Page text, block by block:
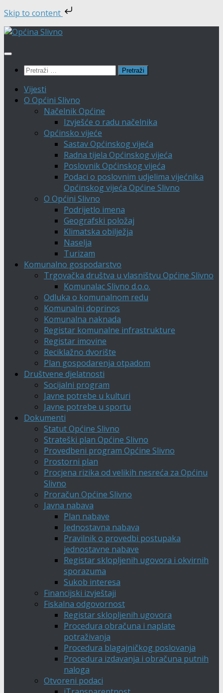
Skip to content
Skip
content
Pretraži:
Vijesti
O Općini Slivno
Načelnik Općine
Izvješće o radu načelnika
Općinsko vijeće
Sastav Općinskog vijeća
Radna tijela Općinskog vijeća
Poslovnik Općinskog vijeća
Podaci o poslovnim udjelima vijećnika
Općinskog vijeća Općine Slivno
O Općini Slivno
Podrijetlo imena
Geografski položaj
Klimatska obilježja
Naselja
Turizam
Komunalno gospodarstvo
Trgovačka društva u vlasništvu Općine Slivno
Komunalac Slivno d.o.o.
Odluka o komunalnom redu
Komunalni doprinos
Komunalna naknada
Registar komunalne infrastrukture
Registar imovine
Reciklažno dvorište
Plan gospodarenja otpadom
Društvene djelatnosti
Socijalni program
Javne potrebe u kulturi
Javne potrebe u sportu
Dokumenti
Statut Općine Slivno
Strateški plan Općine Slivno
Provedbeni program Općine Slivno
Prostorni plan
Procjena rizika od velikih nesreća za Općinu
Slivno
Proračun Općine Slivno
Javna nabava
Plan nabave
Jednostavna nabava
Pravilnik o provedbi postupaka
jednostavne nabave
Registar sklopljenih ugovora i okvirnih
sporazuma
Sukob interesa
Financijski izvještaji
Fiskalna odgovornost
Registar sklopljenih ugovora
Procedura obračuna i naplate
potraživanja
Procedura blagajničkog poslovanja
Procedura izdavanja i obračuna putnih
naloga
Otvoreni podaci